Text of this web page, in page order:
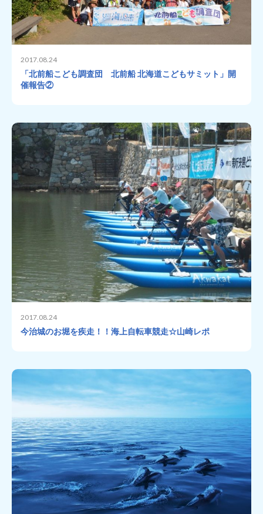
2017.08.24
「北前船こども調査団 北前船 北海道こどもサミット」開
催報告②
2017.08.24
今治城のお堀を疾走！！海上自転車競走☆山崎レポ